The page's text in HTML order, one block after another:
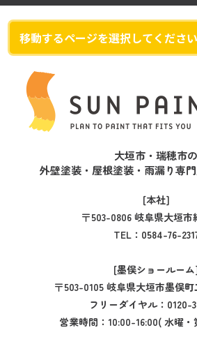
大垣市・瑞穂市の
外壁塗装・屋根塗装・雨漏り専
[本社]
〒503-0806 岐阜県大垣市
TEL： 0584-76-
[墨俣ショールー
〒503-0105 岐阜県大垣市墨俣
フリーダイヤル： 0120-
営業時間：10:00-16:00( 水曜